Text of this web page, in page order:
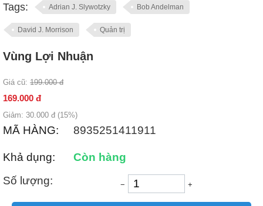
Tags: Adrian J. Slywotzky Bob Andelman
David J. Morrison Quản trị
Vùng Lợi Nhuận
Giá cũ: 199.000 đ
169.000 đ
Giảm: 30.000 đ (15%)
MÃ HÀNG: 8935251411911
Khả dụng:
Còn hàng
Số lượng:
− +